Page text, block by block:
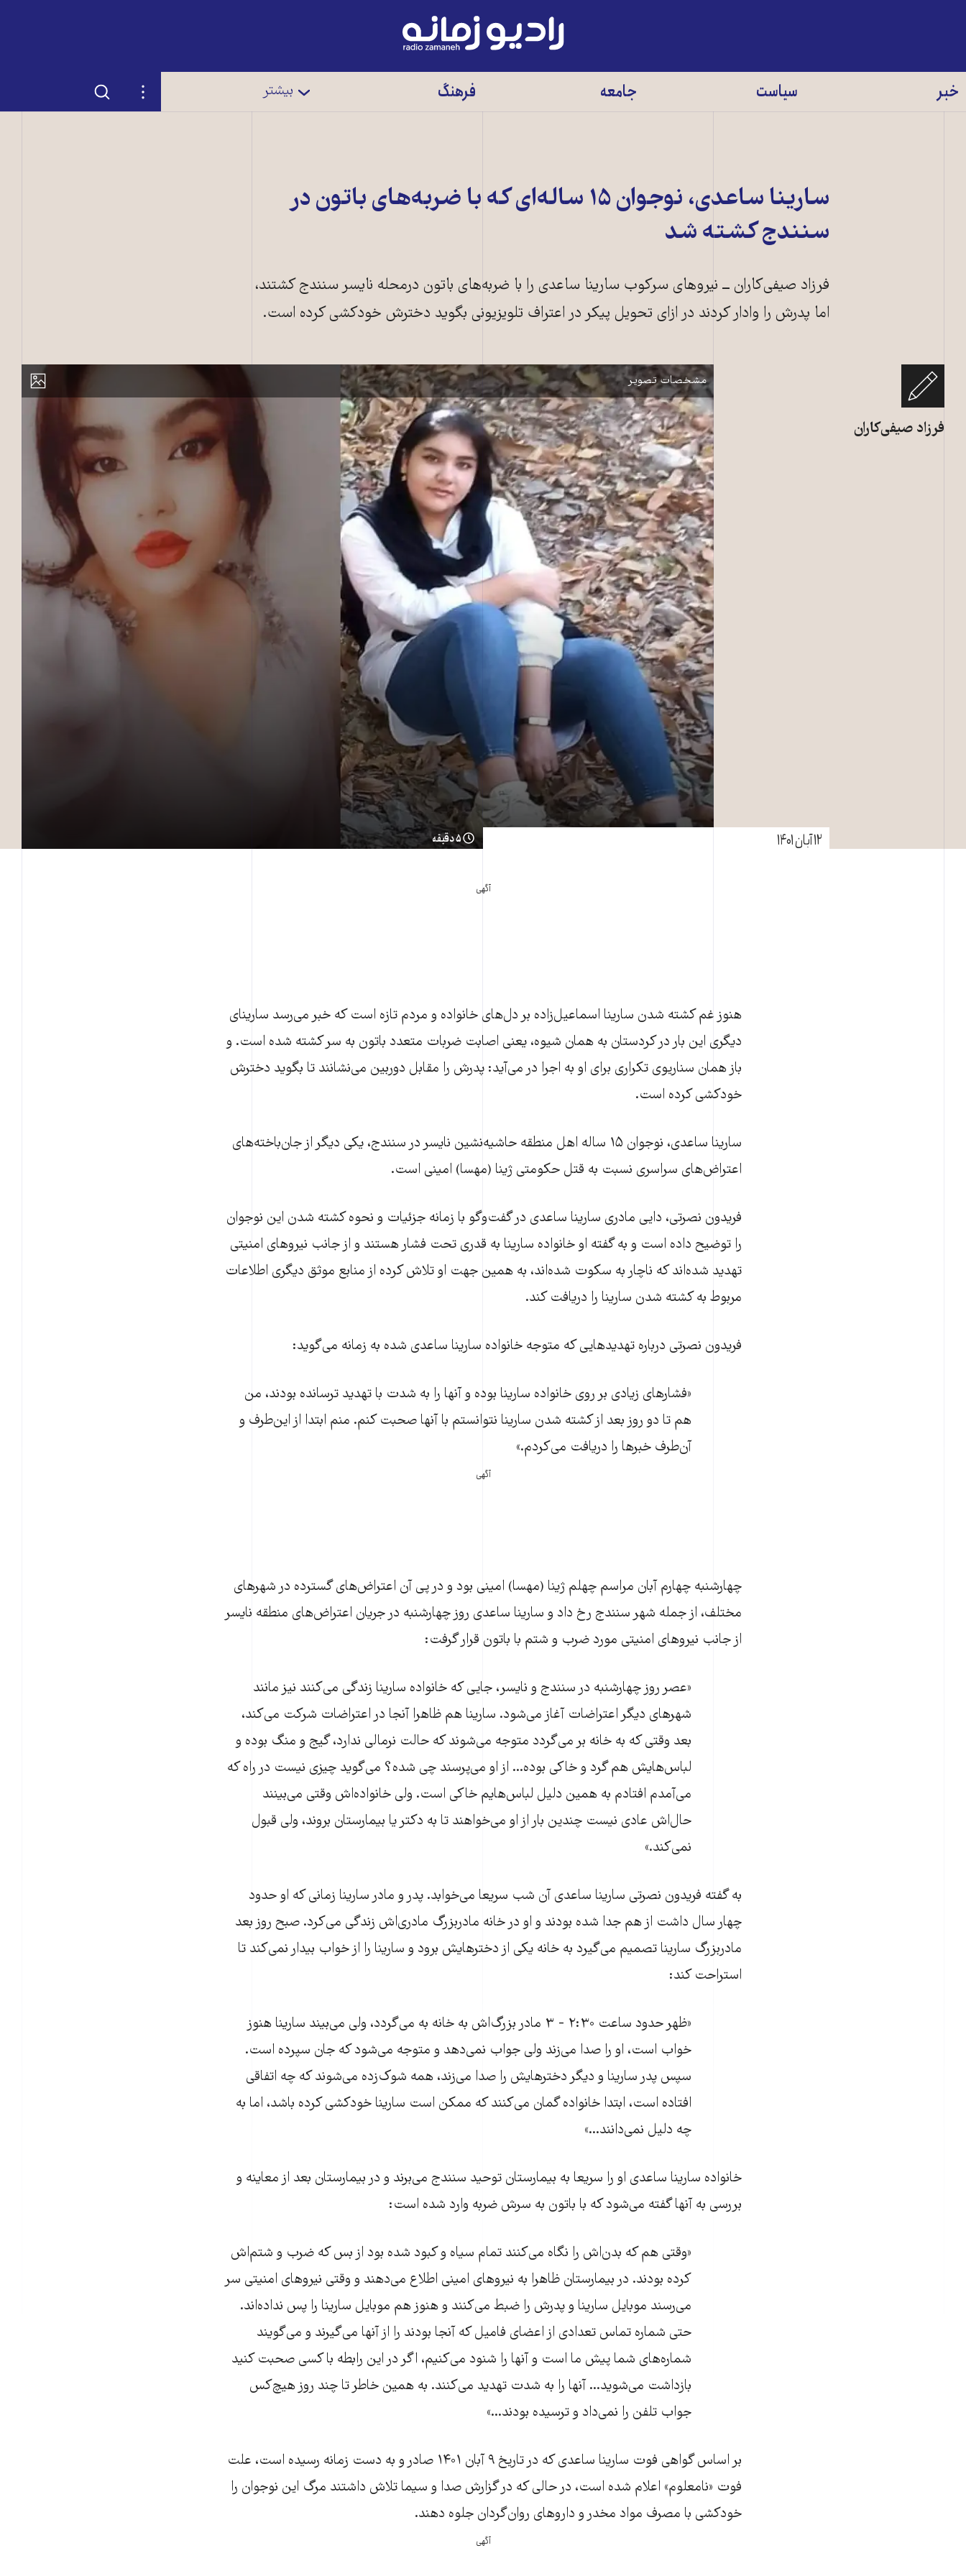
رادیو
زمانه
خبر سیاست جامعه فرهنگ بیشتر تنظیمات جستجو
سارینا ساعدی، نوجوان ۱۵ ساله‌ای که با ضربه‌های باتون در
سنندج کشته شد
فرزاد صیفی‌کاران ــ نیروهای سرکوب سارینا ساعدی را با ضربه‌های باتون درمحله نایسر سنندج کشتند،
اما پدرش را وادار کردند در ازای تحویل پیکر در اعتراف تلویزیونی بگوید دخترش خودکشی کرده است.
فرزاد صیفی‌کاران
نمایش
مشخصات تصویر
۱۲ آبان ۱۴۰۱ ۵ دقیقه
آگهی
هنوز غم کشته شدن سارینا اسماعیل‌زاده بر دل‌های خانواده و مردم تازه است که خبر می‌رسد سارینای
دیگری این بار در کردستان به همان شیوه، یعنی اصابت ضربات متعدد باتون به سر کشته شده است. و
باز همان سناریوی تکراری برای او به اجرا در می‌آید: پدرش را مقابل دوربین می‌نشانند تا بگوید دخترش
خودکشی کرده است.
سارینا ساعدی، نوجوان ۱۵ ساله اهل منطقه حاشیه‌نشین نایسر در سنندج، یکی دیگر از جان‌باخته‌های
اعتراض‌های سراسری نسبت به قتل حکومتی ژینا (مهسا) امینی است.
فریدون نصرتی، دایی مادری سارینا ساعدی در گفت‌وگو با زمانه جزئیات و نحوه کشته شدن این نوجوان
را توضیح داده است و به گفته او خانواده سارینا به قدری تحت فشار هستند و از جانب نیروهای امنیتی
تهدید شده‌اند که ناچار به سکوت شده‌اند، به همین جهت او تلاش کرده از منابع موثق دیگری اطلاعات
مربوط به کشته شدن سارینا را دریافت کند.
فریدون نصرتی درباره تهدیدهایی که متوجه خانواده سارینا ساعدی شده به زمانه می‌گوید:
«فشارهای زیادی بر روی خانواده سارینا بوده و آنها را به شدت با تهدید ترسانده بودند، من
هم تا دو روز بعد از کشته شدن سارینا نتوانستم با آنها صحبت کنم. منم ابتدا از این‌طرف و
آن‌طرف خبرها را دریافت می‌کردم.»
آگهی
چهارشنبه چهارم آبان مراسم چهلم ژینا (مهسا) امینی بود و در پی آن اعتراض‌های گسترده در شهرهای
مختلف، از جمله شهر سنندج رخ داد و سارینا ساعدی روز چهارشنبه در جریان اعترا‌ض‌های منطقه نایسر
از جانب نیروهای امنیتی مورد ضرب و شتم با باتون قرار گرفت:
«عصر روز چهارشنبه در سنندج و نایسر، جایی که خانواده سارینا زندگی می‌کنند نیز مانند
شهرهای دیگر اعتراضات آغاز می‌شود. سارینا هم ظاهرا آنجا در اعتراضات شرکت می‌کند،
بعد وقتی که به خانه بر می‌گردد متوجه می‌شوند که حالت نرمالی ندارد، گیج و منگ بوده و
لباس‌هایش هم گرد و خاکی بوده... از او می‌پرسند چی شده؟ می‌گوید چیزی نیست در راه که
می‌آمدم افتادم به همین دلیل لباس‌هایم خاکی است. ولی خانواده‌اش وقتی می‌بینند
حال‌اش عادی نیست چندین بار از او می‌خواهند تا به دکتر یا بیمارستان بروند، ولی قبول
نمی‌کند.»
به گفته فریدون نصرتی سارینا ساعدی آن شب سریعا می‌خوابد. پدر و مادر سارینا زمانی که او حدود
چهار سال داشت از هم جدا شده بودند و او در خانه مادربزرگ مادری‌اش زندگی می‌کرد. صبح روز بعد
مادربزرگ‌ سارینا تصمیم می‌گیرد به خانه یکی از دخترهایش برود و سارینا را از خواب بیدار نمی‌کند تا
استراحت کند:
«ظهر حدود ساعت ۲:۳۰ - ۳ مادر بزرگ‌اش به خانه به می‌گردد، ولی می‌بیند سارینا هنوز
خواب است، او را صدا می‌زند ولی جواب نمی‌دهد و متوجه می‌شود که جان سپرده است.
سپس پدر سارینا و دیگر دخترهایش را صدا می‌زند، همه شوک‌زده می‌شوند که چه اتفاقی
افتاده است، ابتدا خانواده گمان می‌کنند که ممکن است سارینا خودکشی کرده باشد، اما به
چه دلیل نمی‌دانند...»
خانواده سارینا ساعدی او را سریعا به بیمارستان توحید سنندج می‌برند و در بیمارستان بعد از معاینه و
بررسی به آنها گفته می‌شود که با باتون به سرش ضربه وارد شده است:
«وقتی هم که بدن‌اش را نگاه می‌کنند تمام سیاه و کبود شده بود از بس که ضرب و شتم‌اش
کرده بودند. در بیمارستان ظاهرا به نیروهای امینی اطلاع می‌دهند و وقتی نیروهای امنیتی سر
می‌رسند موبایل سارینا و پدرش را ضبط می‌کنند و هنوز هم موبایل سارینا را پس نداده‌اند.
حتی شماره تماس تعدادی از اعضای فامیل که آنجا بودند را از آنها می‌گیرند و می‌گویند
شماره‌های شما پیش ما است و آنها را شنود می‌کنیم، اگر در این رابطه با کسی صحبت کنید
بازداشت می‌شوید... آنها را به شدت تهدید می‌کنند. به همین خاطر تا چند روز هیچ‌کس
جواب تلفن را نمی‌داد و ترسیده بودند...»
بر اساس گواهی فوت سارینا ساعدی که در تاریخ ۹ آبان ۱۴۰۱ صادر و به دست زمانه رسیده است، علت
فوت «نامعلوم» اعلام شده است، در حالی که در گزارش صدا و سیما تلاش داشتند مرگ این نوجوان را
خودکشی با مصرف مواد مخدر و داروهای روان‌گردان جلوه دهند.
آگهی